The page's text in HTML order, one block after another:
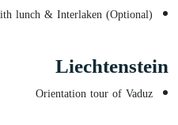
lunch & Interlaken (Optional)
Liechtenstein
Orientation tour of Vaduz